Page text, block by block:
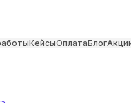
КейсыОплатаБлог